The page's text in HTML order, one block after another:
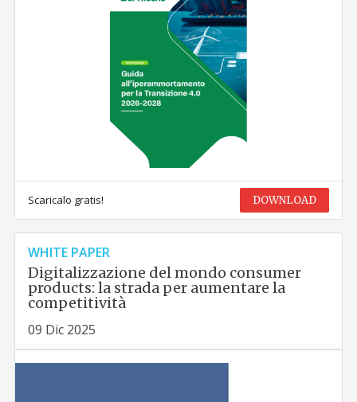
Scaricalo gratis! DOWNLOAD
WHITE PAPER
Digitalizzazione del mondo consumer
products: la strada per aumentare la
competitività
09 Dic 2025